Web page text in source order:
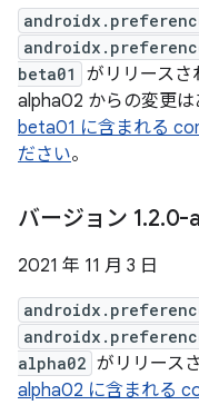
beta01
がリリース
alpha02 からの変更は
beta01 に含まれる
ださい。
バージョン 1.2.0-
2021 年 11 月 3 日
alpha02 がリリース
alpha02 に含まれる